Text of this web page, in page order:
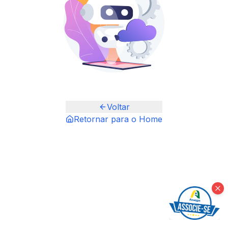
Voltar
Retornar para o Home